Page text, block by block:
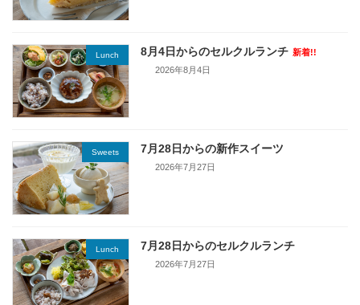
Lunch 8月4日からのセルクルランチ 新着!!
2026年8月4日
Sweets 7月28日からの新作スイーツ
2026年7月27日
Lunch 7月28日からのセルクルランチ
2026年7月27日